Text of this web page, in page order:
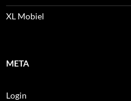
XL Mobiel
META
Login